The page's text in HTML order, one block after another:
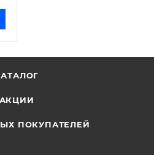
АКЦИИ
ПОКУПАТЕЛЕЙ